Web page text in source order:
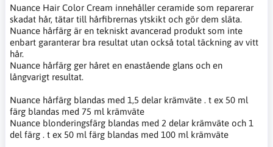
Nuance Hair Color Cream innehåller ceramide som reparerar
skadat hår, tätar till hårfibrernas ytskikt och gör dem släta.
Nuance hårfärg är en tekniskt avancerad produkt som inte
enbart garanterar bra resultat utan också total täckning av vitt
hår.
Nuance hårfärg ger håret en enastående glans och en
långvarigt resultat.
Nuance hårfärg blandas med 1,5 delar krämväte . t ex 50 ml
färg blandas med 75 ml krämväte
Nuance blonderingsfärg blandas med 2 delar krämväte och 1
del färg . t ex 50 ml färg blandas med 100 ml krämväte